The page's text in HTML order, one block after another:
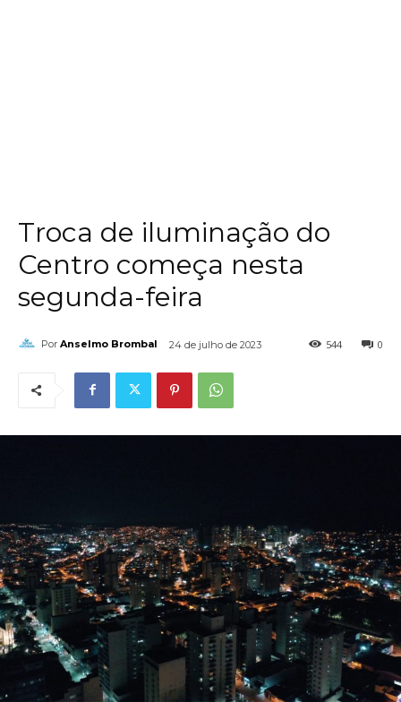
Troca de iluminação do
Centro começa nesta
segunda-feira
Por Anselmo Brombal 24 de julho de 2023 0
544